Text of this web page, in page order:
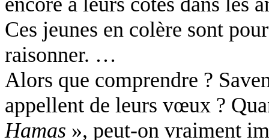
Ces jeunes en colère sont
raisonner. …
Alors que comprendre ?
appellent de leurs vœux ?
Hamas », peut-on vraiment